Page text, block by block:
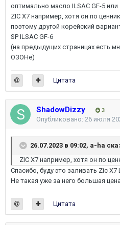
оптимально масло ILSAC GF-5 или
ZIC X7 например, хотя он по
поэтому другой корейский
SP ILSAC GF-6
(на предыдущих страницах есть
ОЗОНе)
Цитата
ShadowDizzy 3
Опубликовано: 26 июля
26.07.2023 в 09:02, a-ha
ZIC X7 например, хотя он по
Спасибо, буду это заливать Zic X7
Не такая уже за него большая цена
Цитата